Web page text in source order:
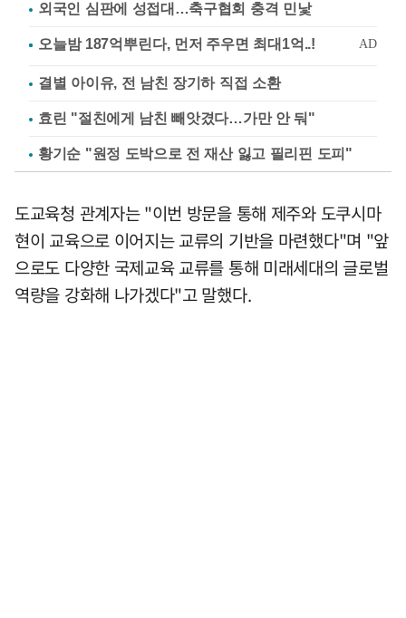
외국인 심판에 성접대…축구협회 충격 민낯
결별 아이유, 전 남친 장기하 직접 소환
효린 "절친에게 남친 빼앗겼다…가만 안 둬"
황기순 "원정 도박으로 전 재산 잃고 필리핀 도피"
도교육청 관계자는 "이번 방문을 통해 제주와 도쿠시마
현이 교육으로 이어지는 교류의 기반을 마련했다"며 "앞
으로도 다양한 국제교육 교류를 통해 미래세대의 글로벌
역량을 강화해 나가겠다"고 말했다.